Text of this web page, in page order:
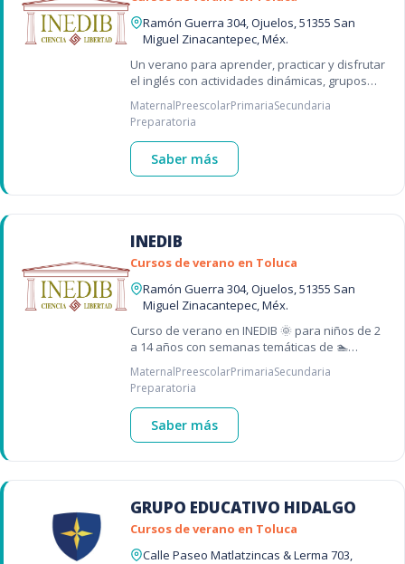
Ramón Guerra 304, Ojuelos, 51355 San
Miguel Zinacantepec, Méx.
Un verano para aprender, practicar y disfrutar
el inglés con actividades dinámicas, grupos
confianza y comunicación d
MaternalPreescolarPrimariaSecundaria
Preparatoria
Saber más
INEDIB
Cursos de verano en Toluca
Ramón Guerra 304, Ojuelos, 51355 San
Miguel Zinacantepec, Méx.
Curso de verano en INEDIB 🌞 para niños de 2
a 14 años con semanas temáticas de 🏊
Manualidades 🤖 Robótica 🎒 Excursiones
¡inscrip
MaternalPreescolarPrimariaSecundaria
Preparatoria
Saber más
GRUPO EDUCATIVO HIDALGO
Cursos de verano en Toluca
Calle Paseo Matlatzincas & Lerma 703,